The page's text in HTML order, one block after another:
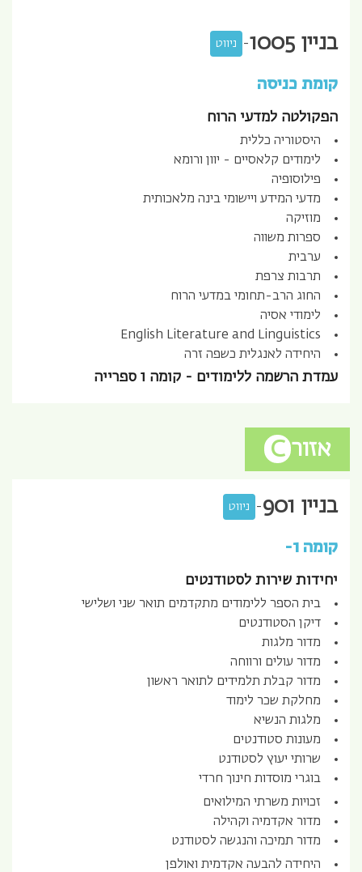
בניין 1005
- ניווט
קומת כניסה
הפקולטה למדעי הרוח
היסטוריה כללית
לימודים קלאסיים - יוון ורומא
פילוסופיה
מדעי המידע ויישומי בינה מלאכותית
מוזיקה
ספרות משווה
ערבית
תרבות צרפת
החוג הרב-תחומי במדעי הרוח
לימודי אסיה
English Literature and Linguistics
היחידה לאנגלית כשפה זרה
עמדת הרשמה ללימודים - קומה 1 ספרייה
אזור C
בניין 901
- ניווט
קומה 1-
יחידות שירות לסטודנטים
בית הספר ללימודים מתקדמים תואר שני ושלישי
דיקן הסטודנטים
מדור מלגות
מדור עולים ורווחה
מדור קבלת תלמידים לתואר ראשון
מחלקת שכר לימוד
מלגות הנשיא
מעונות סטודנטים
שרותי יעוץ לסטודנט
בוגרי מוסדות חינוך חרדי
זכויות משרתי המילואים
מדור אקדמיה וקהילה
מדור תמיכה והנגשה לסטודנט
היחידה להבעה אקדמית ואולפן